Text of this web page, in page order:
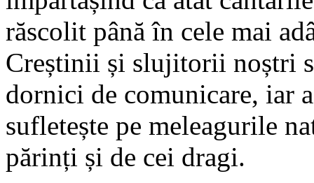
răscolit până în cele mai
Creștinii și slujitorii noștri
dornici de comunicare, iar
sufletește pe meleagurile
părinți și de cei dragi.